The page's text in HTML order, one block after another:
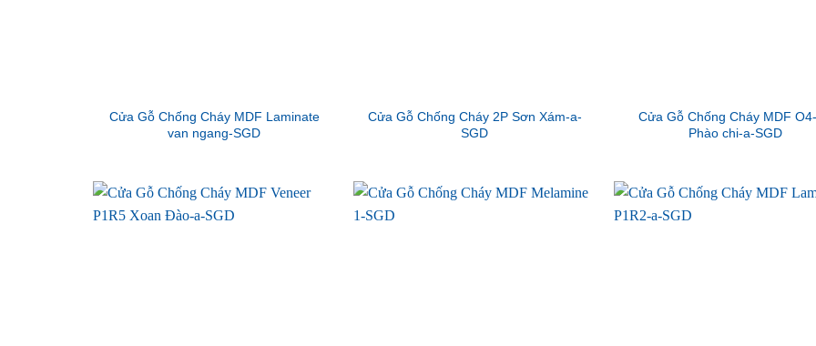
Cửa Gỗ Chống Cháy MDF Laminate
van ngang-SGD
Cửa Gỗ Chống Cháy 2P Sơn Xám-a-
SGD
Cửa Gỗ Chống Cháy MDF
Phào chi-a-SGD